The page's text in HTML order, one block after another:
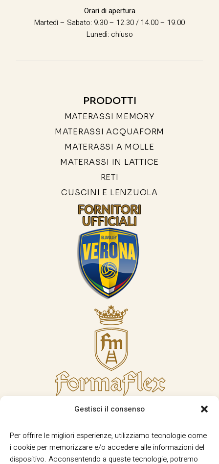
Gestisci il consenso
Per offrire le migliori esperienze, utilizziamo tecnologie come
i cookie per memorizzare e/o accedere alle informazioni del
dispositivo. Acconsentendo a queste tecnologie, potremo
Orari di apertura
Martedì – Sabato: 9.30 – 12.30 / 14.00 – 19.00
Lunedì: chiuso
PRODOTTI
MATERASSI MEMORY
MATERASSI ACQUAFORM
MATERASSI A MOLLE
MATERASSI IN LATTICE
RETI
CUSCINI E LENZUOLA